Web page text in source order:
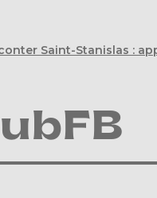
Saint-Stanislas :